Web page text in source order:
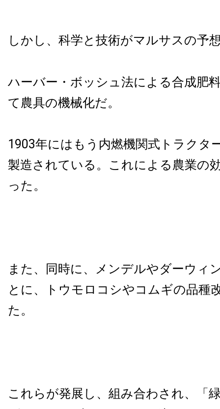
しかし、科学と技術がマルサスの予
ハーバー・ボッシュ法による合成肥
て農具の機械化だ。
1903年にはもう内燃機関式トラクタ
製造されている。これによる農業の
った。
また、同時に、メンデルやダーウィ
とに、トウモロコシやコムギの品種
た。
これらが発展し、組み合わされ、「